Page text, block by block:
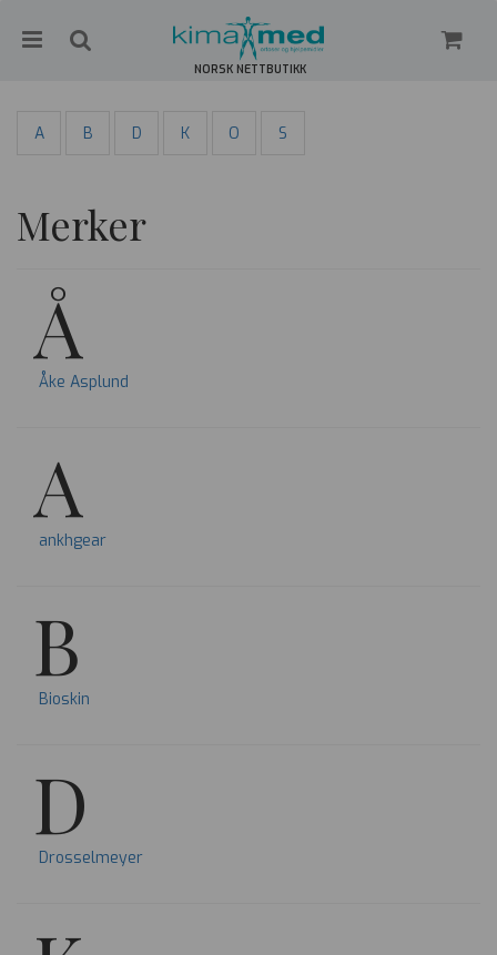
NORSK NETTBUTIKK
A B D K O S
Merker
Å
Åke Asplund
A
ankhgear
B
Bioskin
D
Drosselmeyer